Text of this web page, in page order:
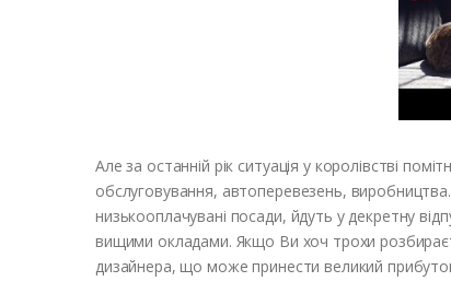
Але за останній рік ситуація у королівстві
обслуговування, автоперевезень,
низькооплачувані посади, йдуть у декретну
вищими окладами. Якщо Ви хоч трохи
дизайнера, що може принести великий